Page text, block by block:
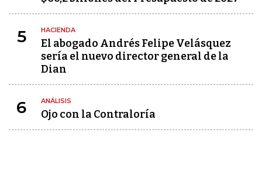
5 HACIENDA
El abogado Andrés Felipe Velásquez
sería el nuevo director general de la
Dian
6 ANÁLISIS
Ojo con la Contraloría